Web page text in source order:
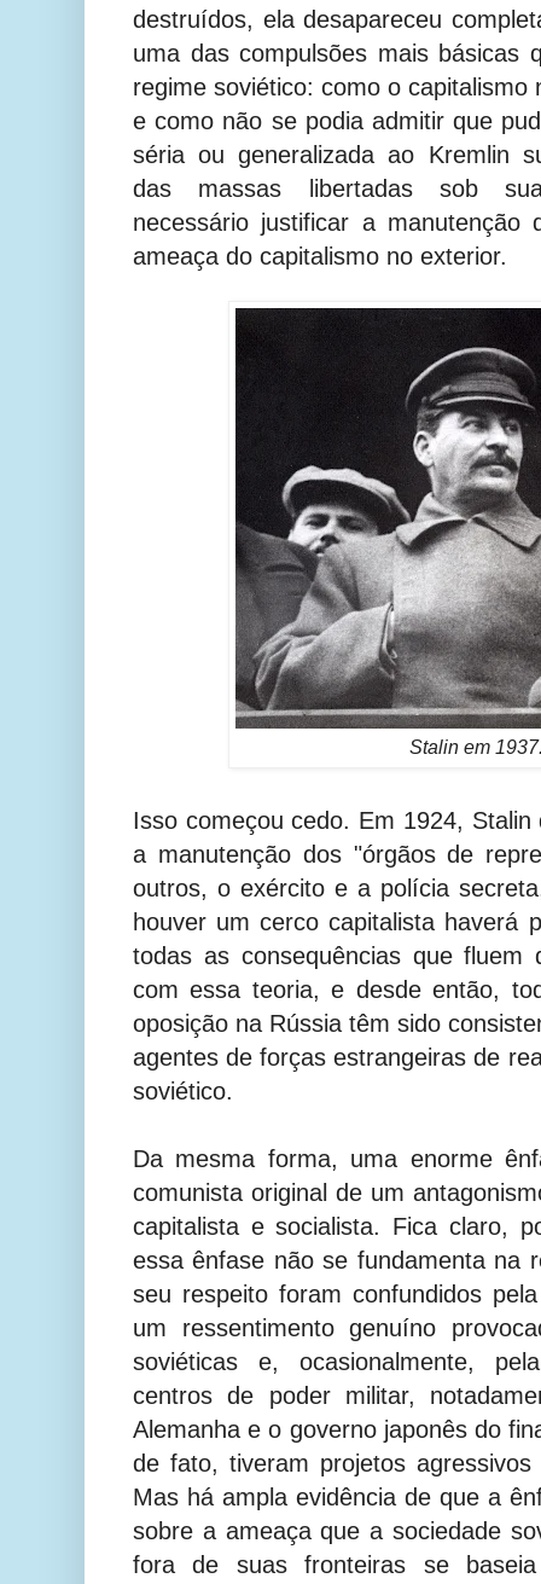
destruídos, ela desapareceu
uma das compulsões mais básicas
regime soviético: como o capitalismo
e como não se podia admitir que
séria ou generalizada ao Kremlin
das massas libertadas sob
necessário justificar a manutenção
ameaça do capitalismo no exterior.
Stalin em
Isso começou cedo. Em 1924,
a manutenção dos "órgãos de
outros, o exército e a polícia
houver um cerco capitalista haverá
todas as consequências que fluem
com essa teoria, e desde então,
oposição na Rússia têm sido
agentes de forças estrangeiras de
soviético.
Da mesma forma, uma enorme
comunista original de um
capitalista e socialista. Fica claro,
essa ênfase não se fundamenta na
seu respeito foram confundidos
um ressentimento genuíno
soviéticas e, ocasionalmente,
centros de poder militar,
Alemanha e o governo japonês do
de fato, tiveram projetos
Mas há ampla evidência de que a
sobre a ameaça que a sociedade
fora de suas fronteiras se